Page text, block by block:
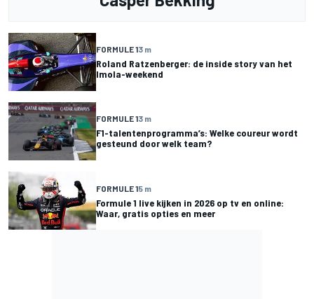
FORMULE 13 m
Roland Ratzenberger: de inside story van het
Imola-weekend
FORMULE 13 m
F1-talentenprogramma’s: Welke coureur wordt
gesteund door welk team?
FORMULE 15 m
Formule 1 live kijken in 2026 op tv en online:
Waar, gratis opties en meer